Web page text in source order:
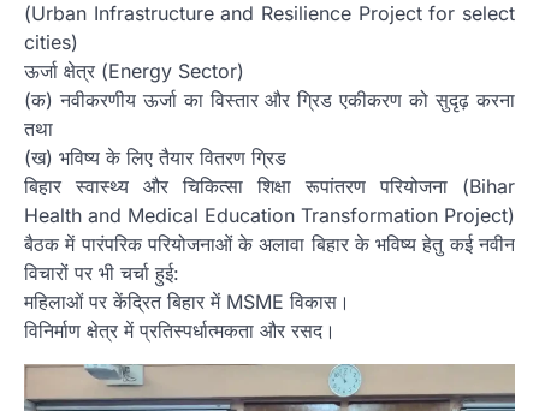
(Urban Infrastructure and Resilience Project for select
cities)
ऊर्जा क्षेत्र (Energy Sector)
(क) नवीकरणीय ऊर्जा का विस्तार और ग्रिड एकीकरण को सुदृढ़ करना
तथा
(ख) भविष्य के लिए तैयार वितरण ग्रिड
बिहार स्वास्थ्य और चिकित्सा शिक्षा रूपांतरण परियोजना (Bihar
Health and Medical Education Transformation Project)
बैठक में पारंपरिक परियोजनाओं के अलावा बिहार के भविष्य हेतु कई नवीन
विचारों पर भी चर्चा हुई:
महिलाओं पर केंद्रित बिहार में MSME विकास।
विनिर्माण क्षेत्र में प्रतिस्पर्धात्मकता और रसद।